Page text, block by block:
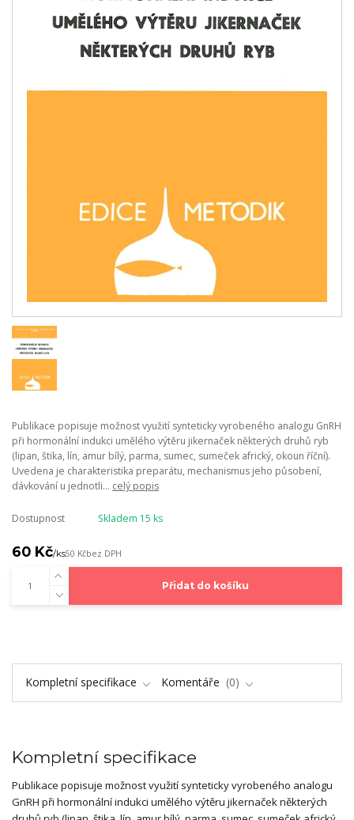
Publikace popisuje možnost využití synteticky vyrobeného analogu GnRH
při hormonální indukci umělého výtěru jikernaček některých druhů ryb
(lipan, štika, lín, amur bílý, parma, sumec, sumeček africký, okoun říční).
Uvedena je charakteristika preparátu, mechanismus jeho působení,
dávkování u jednotli... celý popis
Dostupnost Skladem 15 ks
60 Kč/ks50 Kčbez DPH
Přidat do košíku
Kompletní specifikace Komentáře 0
Kompletní specifikace
Publikace popisuje možnost využití synteticky vyrobeného analogu
GnRH při hormonální indukci umělého výtěru jikernaček některých